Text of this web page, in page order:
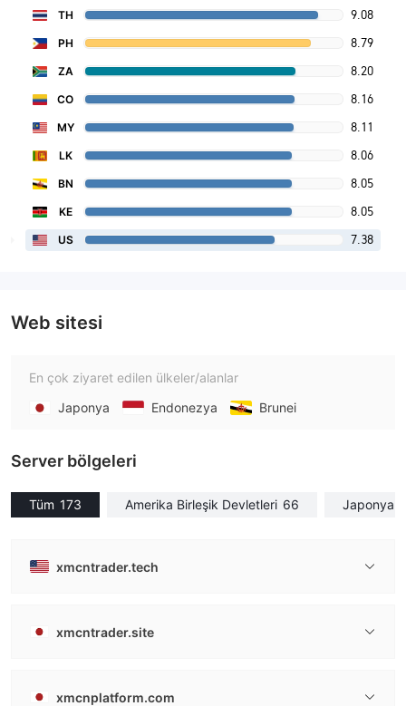
TH 9.08
PH 8.79
ZA 8.20
CO 8.16
MY 8.11
LK 8.06
BN 8.05
KE 8.05
US 7.38
Web sitesi
En çok ziyaret edilen ülkeler/alanlar
Japonya
Endonezya Brunei
Server bölgeleri
Tüm 173 Amerika Birleşik Devletleri 66 Japonya
xmcntrader.tech
xmcntrader.site
xmcnplatform.com